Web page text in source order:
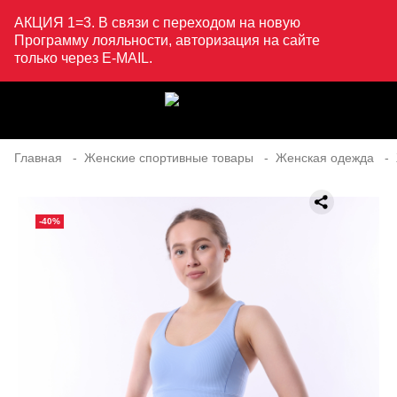
АКЦИЯ 1=3. В связи с переходом на новую
Программу лояльности, авторизация на сайте
только через E-MAIL.
Главная Женские спортивные товары Женская одежда
-40%